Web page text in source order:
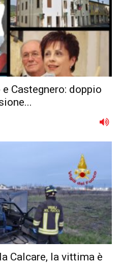
Castegnero: doppio
Calcare, la vittima è